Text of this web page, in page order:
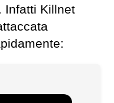
Infatti Killnet